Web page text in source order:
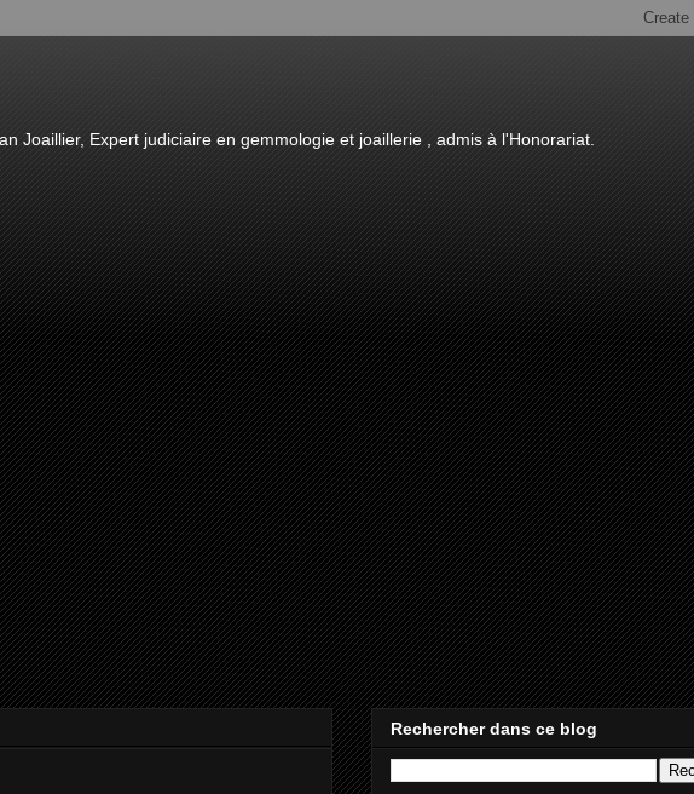
Joaillier, Expert judiciaire en gemmologie et joaillerie , admis à l'Honorariat.
Rechercher dans ce blog